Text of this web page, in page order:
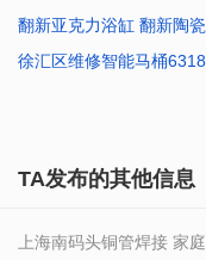
翻新亚克力浴缸 翻新陶
徐汇区维修智能马桶
TA发布的其他信息
上海南码头铜管焊接 家